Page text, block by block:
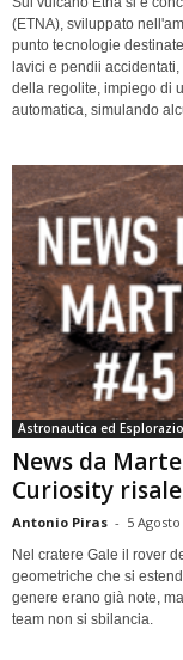
(ETNA), sviluppato
punto tecnologie
lavici e pendii
della regolite, impiego di
automatica, simulando
Astronautica ed
News da
Curiosity risale
Antonio Piras - 5
Nel cratere Gale il rover
geometriche che si
genere erano già note,
team non si sbilancia.